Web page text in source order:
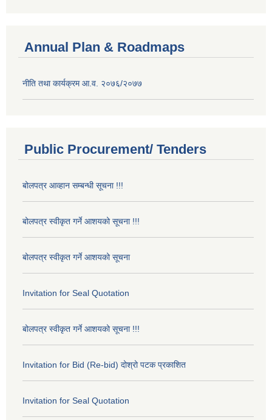
Annual Plan & Roadmaps
नीति तथा कार्यक्रम आ.व. २०७६/२०७७
Public Procurement/ Tenders
बोलपत्र आव्हान सम्बन्धी सूचना !!!
बोलपत्र स्वीकृत गर्ने आशयको सूचना !!!
बोलपत्र स्वीकृत गर्ने आशयको सूचना
Invitation for Seal Quotation
बोलपत्र स्वीकृत गर्ने आशयको सूचना !!!
Invitation for Bid (Re-bid) दोश्रो पटक प्रकाशित
Invitation for Seal Quotation